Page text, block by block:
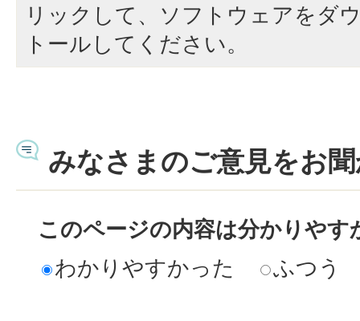
リックして、ソフトウェアをダ
トールしてください。
みなさまのご意見をお
このページの内容は分かりやす
わかりやすかった
ふつう